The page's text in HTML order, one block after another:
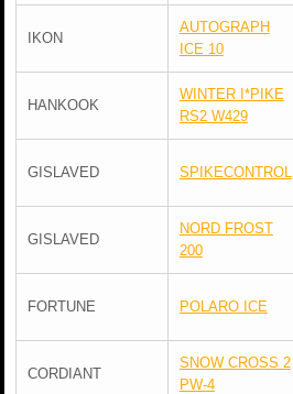
IKON
AUTOGRAPH
ICE 10
HANKOOK
WINTER I*PIKE
RS2 W429
GISLAVED SPIKECONTROL
GISLAVED
NORD FROST
200
FORTUNE POLARO ICE
CORDIANT
SNOW CROSS 2
PW-4